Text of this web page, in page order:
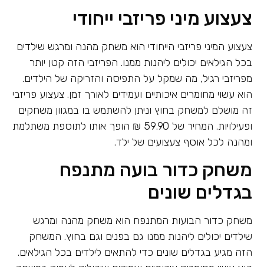
צעצוע מיני פריזבי ייחודי
צעצוע המיני פריזבי הייחודי הוא משחק מהנה ומרגש שילדים
בכל הגילאים יכולים ליהנות ממנו. הפריזבי הזה קטן יותר
מפריזבי רגיל, מה שמקל על התפיסה והזריקה של הילדים.
הוא עשוי מחומרים איכותיים ועמידים לאורך זמן. צעצוע פריזבי
זה מושלם למשחק בחוץ וניתן להשתמש בו במגוון משחקים
ופעילויות. המחיר של 59.90 ₪ הופך אותו לתוספת משתלמת
ומהנה לכל אוסף צעצועים של ילד.
משחק כדור בועה מתנפח
בגדלים שונים
משחק כדור הבועות המתנפח הוא משחק מהנה ומרגש
שילדים יכולים ליהנות ממנו גם בפנים וגם בחוץ. המשחק
הזה מגיע בגדלים שונים כדי להתאים לילדים בכל הגילאים.